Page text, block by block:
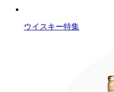
ウイスキー特集